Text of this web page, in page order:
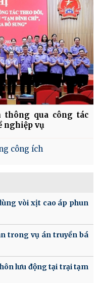
qua công tác
nghiệp vụ
công ích
vòi xịt cao áp phun
trong vụ án truyền bá
lưu động tại trại tạm